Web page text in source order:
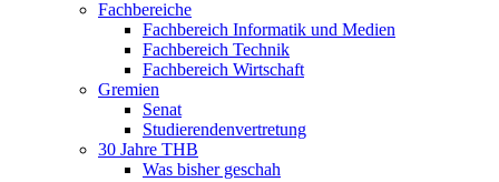
Fachbereiche
Fachbereich Informatik und Medien
Fachbereich Technik
Fachbereich Wirtschaft
Gremien
Senat
Studierendenvertretung
30 Jahre THB
Was bisher geschah